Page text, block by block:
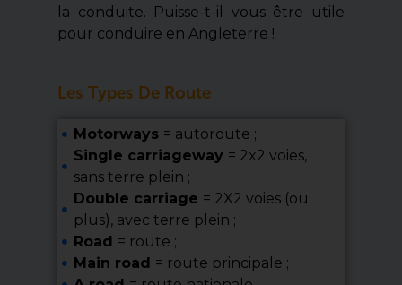
la conduite. Puisse-t-il vous être utile
pour conduire en Angleterre !
Les Types De Route
Motorways = autoroute ;
Single carriageway = 2x2 voies,
sans terre plein ;
Double carriage = 2X2 voies (ou
plus), avec terre plein ;
Road = route ;
Main road = route principale ;